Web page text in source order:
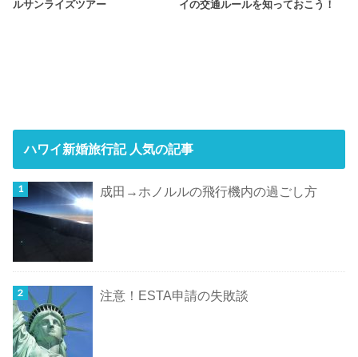
ルサンライズツアー
イの交通ルールを知っておこう！
ハワイ新婚旅行記 人気の記事
成田→ホノルルの飛行機内の過ごし方
注意！ESTA申請の失敗談